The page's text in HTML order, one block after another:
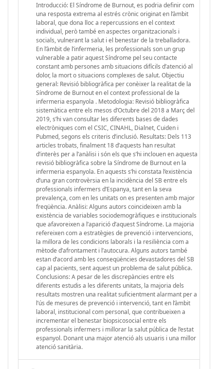
Introducció: El Síndrome de Burnout, es podria definir com
una resposta extrema al estrés crònic originat en l’àmbit
laboral, que dona lloc a repercussions en el context
individual, però també en aspectes organitzacionals i
socials, vulnerant la salut i el benestar de la treballadora.
En l’àmbit de l’infermeria, les professionals son un grup
vulnerable a patir aquest Síndrome pel seu contacte
constant amb persones amb situacions difícils d’atenció al
dolor, la mort o situacions complexes de salut. Objectiu
general: Revisió bibliogràfica per conèixer la realitat de la
Síndrome de Burnout en el context professional de la
infermeria espanyola . Metodologia: Revisió bibliogràfica
sistemàtica entre els mesos d’Octubre del 2018 a Març del
2019, s’hi van consultar les diferents bases de dades
electròniques com el CSIC, CINAHL, Dialnet, Cuiden i
Pubmed, segons els criteris d’inclusió. Resultats: Dels 113
articles trobats, finalment 18 d’aquests han resultat
d’interès per a l’anàlisi i són els que s’hi inclouen en aquesta
revisió bibliogràfica sobre la Síndrome de Burnout en la
infermeria espanyola. En aquests s’hi constata l’existència
d’una gran controvèrsia en la incidència del SB entre els
professionals infermers d’Espanya, tant en la seva
prevalença, com en les unitats on es presenten amb major
freqüència. Anàlisi: Alguns autors coincideixen amb la
existència de variables sociodemogràfiques e institucionals
que afavoreixen a l’aparició d’aquest Síndrome. La majoria
refereixen com a estratègies de prevenció i intervencions,
la millora de les condicions laborals i la resiliència com a
mètode d’afrontament i l’autocura. Alguns autors també
estan d’acord amb les conseqüències devastadores del SB
cap al pacients, sent aquest un problema de salut pública.
Conclusions: A pesar de les discrepàncies entre els
diferents estudis a les diferents unitats, la majoria dels
resultats mostren una realitat suficientment alarmant per a
l’ús de mesures de prevenció i intervenció, tant en l’àmbit
laboral, institucional com personal, que contribueixen a
incrementar el benestar biopsicosocial entre els
professionals infermers i millorar la salut pública de l’estat
espanyol. Donant una major atenció als usuaris i una millor
atenció sanitària.